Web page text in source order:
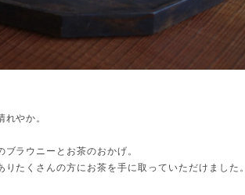
やか。
ラウニーとお茶のおかげ。
たくさんの方にお茶を手に取っていただけました。